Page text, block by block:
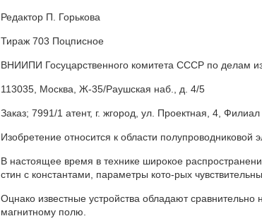
Редактор П. Горькова
Тираж 703 Поцписное
ВНИИПИ Госуцарственного комитета СССР по делам
113035, Москва, Ж-35/Раушская наб., д. 4/5
Заказ; 7991/1 атент, г. жгород, ул. Проектная, 4, Филиал
Изобретение относится к области полупроводниковой
В настоящее время в технике широкое
стин с константами, параметры кото-рых
Оцнако известные устройства обладают
магнитному полю.